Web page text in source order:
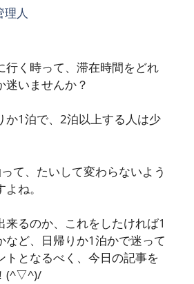
理人
行く時って、滞在時間をどれ
迷いませんか？
か1泊で、2泊以上する人は少
て、たいして変わらないよう
ね。
来るのか、これをしたければ1
など、日帰りか1泊かで迷って
トとなるべく、今日の記事を
(^▽^)/